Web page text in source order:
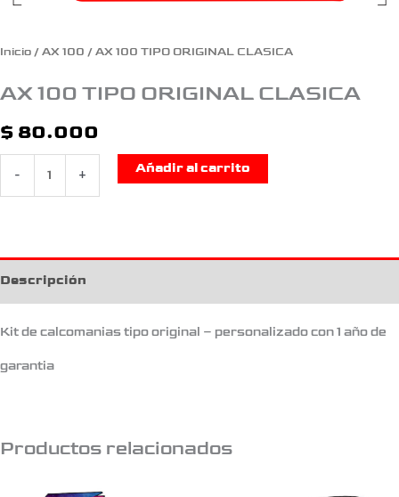
Inicio / AX 100 / AX 100 TIPO ORIGINAL CLASICA
AX 100 TIPO ORIGINAL CLASICA
$ 80.000
- +
Añadir al carrito
Descripción
Kit de calcomanias tipo original – personalizado con 1 año de
garantia
Productos relacionados